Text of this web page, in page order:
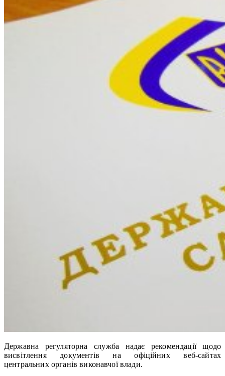
Державна регуляторна служба надає рекомендації щодо
висвітлення документів на офіційних веб-сайтах
центральних органів виконавчої влади.